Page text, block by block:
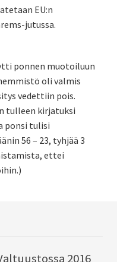
EU:n
jutussa.
ponnen muotoiluun
oli valmis
vedettiin pois.
tulleen kirjatuksi
ponsi tulisi
56 – 23, tyhjää 3
ettei
2016